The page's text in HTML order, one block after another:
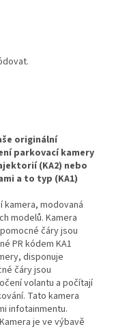
originální
parkovací kamery
(KA2) nebo
a to typ (KA1)
kamera, modovaná
modelů. Kamera
čáry jsou
PR kódem KA1
disponuje
čáry jsou
volantu a počítají
Tato kamera
infotainmentu.
je ve výbavě